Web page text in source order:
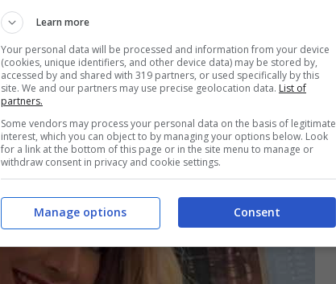
Learn more
Your personal data will be processed and information from your device
(cookies, unique identifiers, and other device data) may be stored by,
accessed by and shared with 319 partners, or used specifically by this
site. We and our partners may use precise geolocation data. List of
partners.
Some vendors may process your personal data on the basis of legitimate
interest, which you can object to by managing your options below. Look
for a link at the bottom of this page or in the site menu to manage or
withdraw consent in privacy and cookie settings.
Consent
Manage options